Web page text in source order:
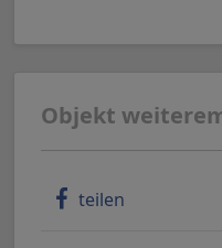
Objekt
teilen